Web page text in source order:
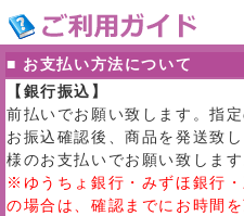
■ お支払い方法について
【銀行振込】
前払いでお願い致します。指
お振込確認後、商品を発送致
様のお支払いでお願い致します
※ゆうちょ銀行・みずほ銀行
の場合は、確認までにお時間